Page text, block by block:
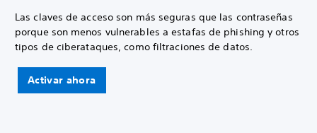
Las claves de acceso son más seguras que las contraseñas
porque son menos vulnerables a estafas de phishing y otros
tipos de ciberataques, como filtraciones de datos.
Activar ahora